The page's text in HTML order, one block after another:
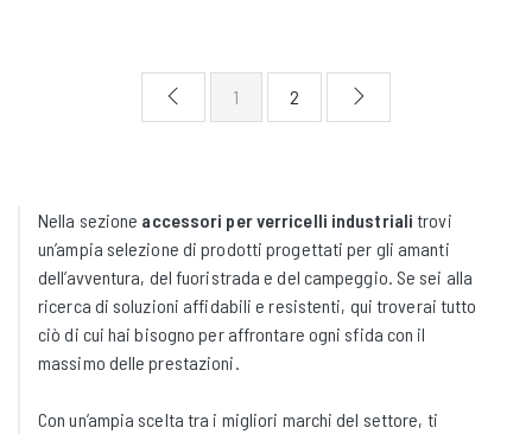
1 2
Nella sezione accessori per verricelli industriali trovi
un’ampia selezione di prodotti progettati per gli amanti
dell’avventura, del fuoristrada e del campeggio. Se sei alla
ricerca di soluzioni affidabili e resistenti, qui troverai tutto
ciò di cui hai bisogno per affrontare ogni sfida con il
massimo delle prestazioni.
Con un’ampia scelta tra i migliori marchi del settore, ti